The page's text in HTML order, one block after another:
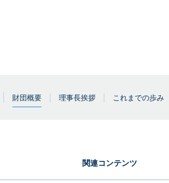
財団概要 理事長挨拶 これまでの歩み
関連コンテンツ